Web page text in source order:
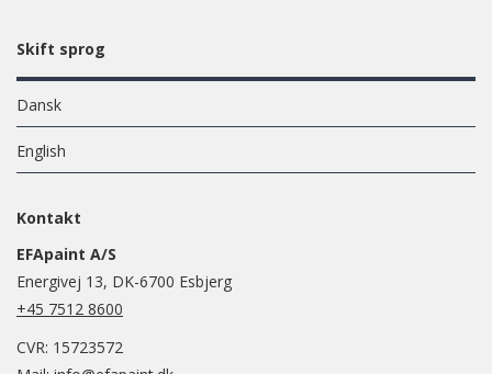
Skift sprog
Dansk
English
Kontakt
EFApaint A/S
Energivej 13, DK-6700 Esbjerg
+45 7512 8600
CVR: 15723572